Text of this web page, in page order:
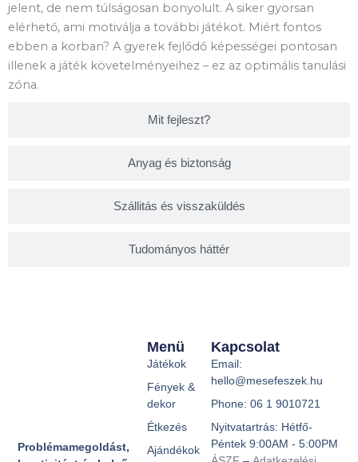
Mit fejleszt?
Anyag és biztonság
Szállitás és visszaküldés
Tudományos háttér
jelent, de nem túlságosan bonyolult. A siker gyorsan
elérhető, ami motiválja a további játékot. Miért fontos
ebben a korban? A gyerek fejlődő képességei pontosan
illenek a játék követelményeihez – ez az optimális tanulási
zóna.
Problémamegoldást,
Menü
Játékok
Fények &
dekor
Étkezés
Ajándékok
Kapcsolat
Email:
hello@mesefeszek.hu
Phone: 06 1 9010721
Nyitvatartrás: Hétfő-
Péntek 9:00AM - 5:00PM